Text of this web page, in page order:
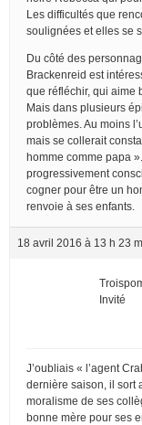
Les difficultés que
soulignées et elles se
Du côté des
Brackenreid est
que réfléchir, qui aime
Mais dans plusieurs
problèmes. Au moins
mais se collerait
homme comme papa
progressivement
cogner pour être un
renvoie à ses enfants.
18 avril 2016 à 13 h 23
Invité
J’oubliais « l’agent
dernière saison, il sort
moralisme de ses
bonne mère pour ses